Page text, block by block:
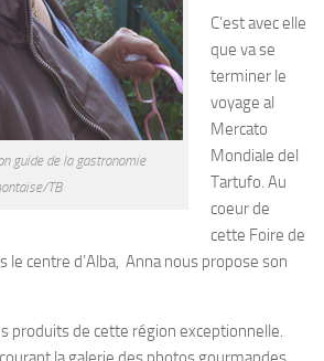
guide de la gastronomie
TB
C’est avec elle
que va se
terminer le
voyage al
Mercato
Mondiale del
Tartufo. Au
coeur de
cette Foire de
le centre d’Alba, Anna nous propose son
produits de cette région exceptionnelle.